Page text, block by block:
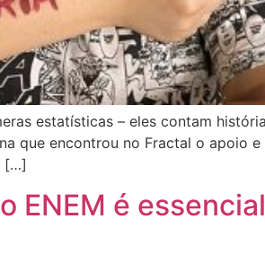
estatísticas – eles contam
que encontrou no Fractal o apoio
[…]
ENEM é